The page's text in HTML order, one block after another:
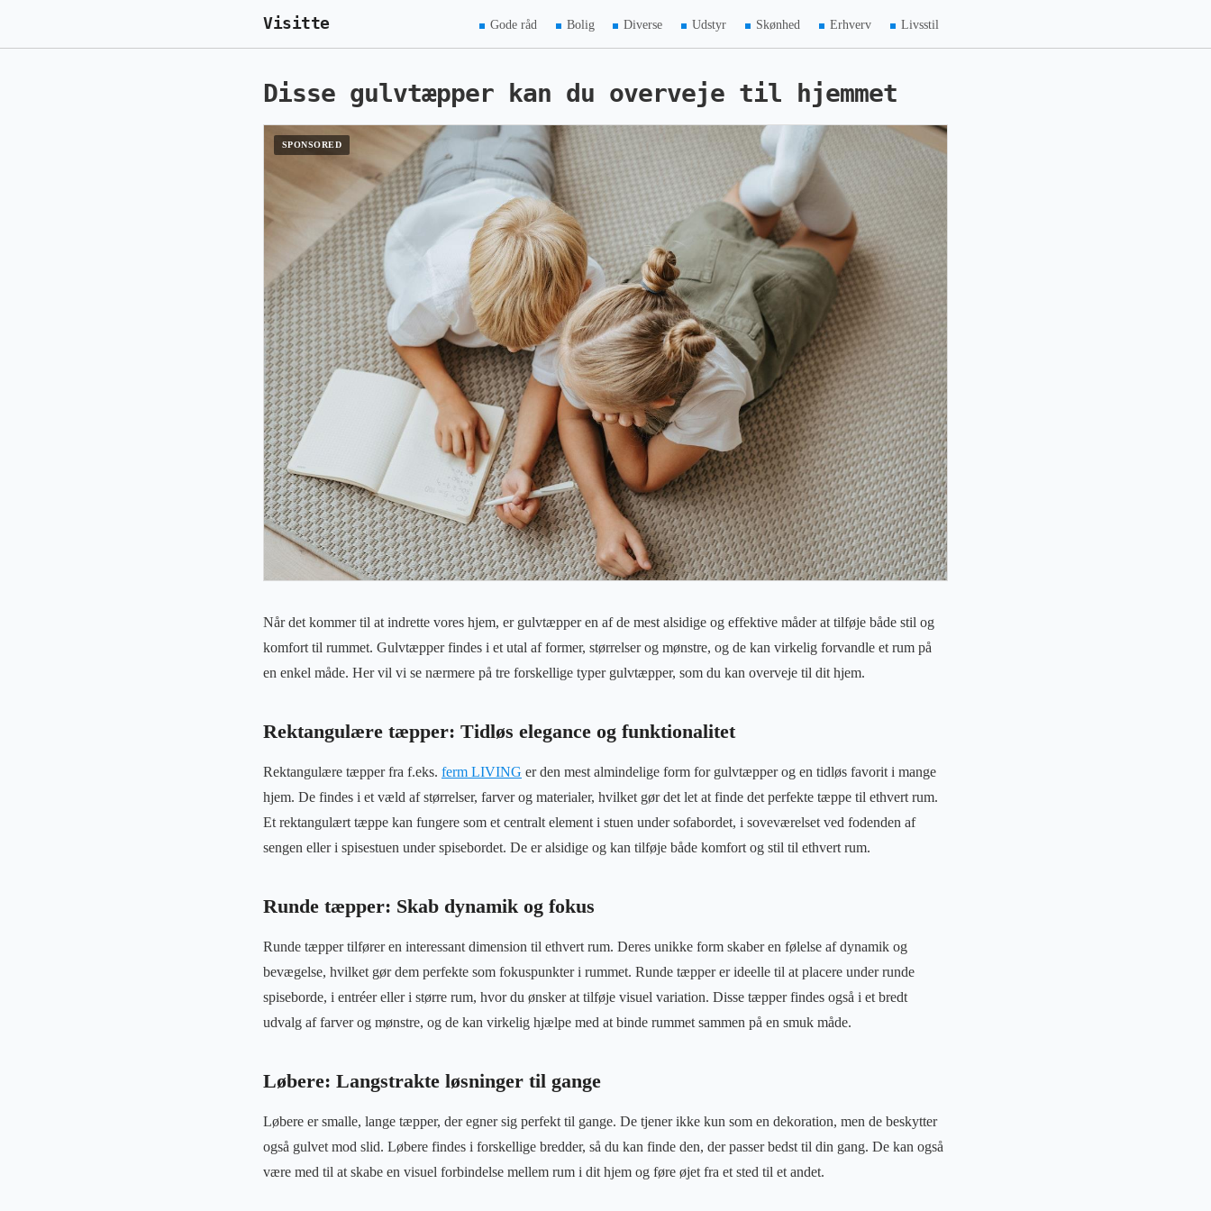
Visitte Gode råd Bolig Diverse Udstyr Skønhed Erhverv Livsstil
Disse gulvtæpper kan du overveje til hjemmet
Når det kommer til at indrette vores hjem, er gulvtæpper en af de mest alsidige og effektive måder at tilføje både stil og
komfort til rummet. Gulvtæpper findes i et utal af former, størrelser og mønstre, og de kan virkelig forvandle et rum på
en enkel måde. Her vil vi se nærmere på tre forskellige typer gulvtæpper, som du kan overveje til dit hjem.
Rektangulære tæpper: Tidløs elegance og funktionalitet
Rektangulære tæpper fra f.eks. ferm LIVING er den mest almindelige form for gulvtæpper og en tidløs favorit i mange
hjem. De findes i et væld af størrelser, farver og materialer, hvilket gør det let at finde det perfekte tæppe til ethvert rum.
Et rektangulært tæppe kan fungere som et centralt element i stuen under sofabordet, i soveværelset ved fodenden af
sengen eller i spisestuen under spisebordet. De er alsidige og kan tilføje både komfort og stil til ethvert rum.
Runde tæpper: Skab dynamik og fokus
Runde tæpper tilfører en interessant dimension til ethvert rum. Deres unikke form skaber en følelse af dynamik og
bevægelse, hvilket gør dem perfekte som fokuspunkter i rummet. Runde tæpper er ideelle til at placere under runde
spiseborde, i entréer eller i større rum, hvor du ønsker at tilføje visuel variation. Disse tæpper findes også i et bredt
udvalg af farver og mønstre, og de kan virkelig hjælpe med at binde rummet sammen på en smuk måde.
Løbere: Langstrakte løsninger til gange
Løbere er smalle, lange tæpper, der egner sig perfekt til gange. De tjener ikke kun som en dekoration, men de beskytter
også gulvet mod slid. Løbere findes i forskellige bredder, så du kan finde den, der passer bedst til din gang. De kan også
være med til at skabe en visuel forbindelse mellem rum i dit hjem og føre øjet fra et sted til et andet.